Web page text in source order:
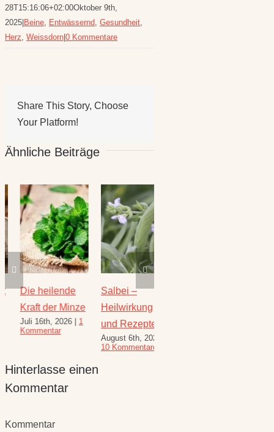
28T15:16:06+02:00Oktober 9th,
2025 Beine, Entwässernd, Gesundheit,
Herz, Weissdorn 0 Kommentare
Share This Story, Choose
Your Platform!
Ähnliche Beiträge
Die heilende
Kraft der Minze
Juli 16th, 2026 | 1
Kommentar
Salbei –
Heilwirkung
und Rezepte
August 6th, 2026 |
10 Kommentare
Hinterlasse einen
Kommentar
Kommentar